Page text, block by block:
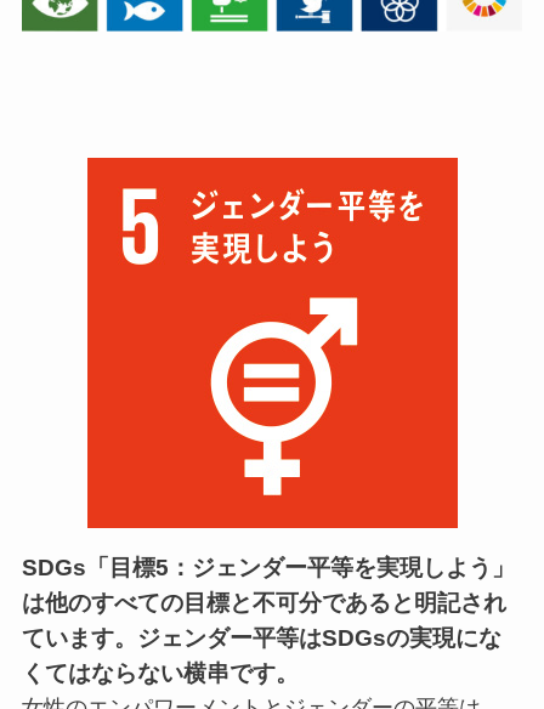
SDGs「目標5：ジェンダー平等を実現しよう」
は他のすべての目標と不可分であると明記され
ています。ジェンダー平等はSDGsの実現にな
くてはならない横串です。